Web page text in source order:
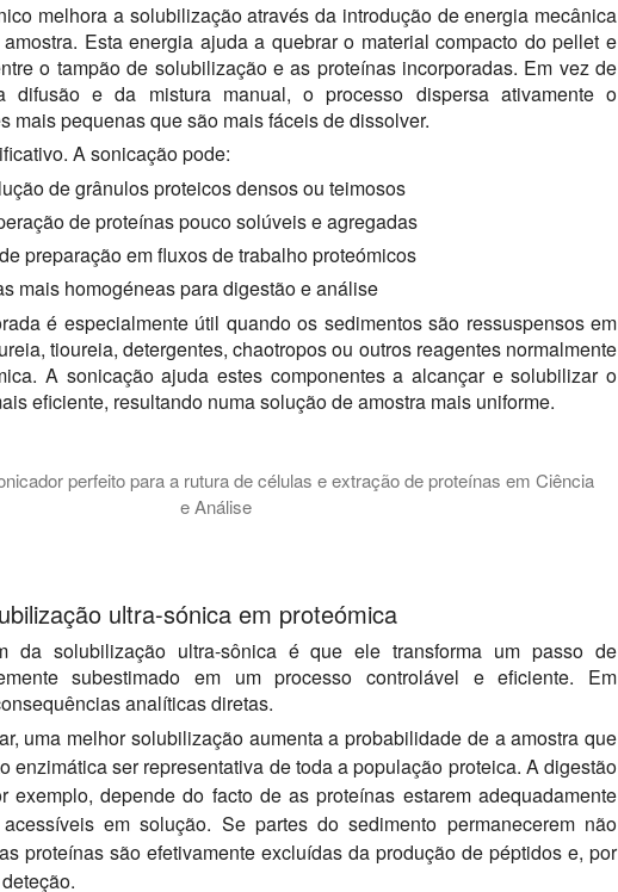
melhora a solubilização através da introdução de energia mecânica
Esta energia ajuda a quebrar o material compacto do pellet e
o tampão de solubilização e as proteínas incorporadas. Em vez de
difusão e da mistura manual, o processo dispersa ativamente o
mais pequenas que são mais fáceis de dissolver.
A sonicação pode:
de grânulos proteicos densos ou teimosos
de proteínas pouco solúveis e agregadas
preparação em fluxos de trabalho proteómicos
mais homogéneas para digestão e análise
é especialmente útil quando os sedimentos são ressuspensos em
tioureia, detergentes, chaotropos ou outros reagentes normalmente
A sonicação ajuda estes componentes a alcançar e solubilizar o
eficiente, resultando numa solução de amostra mais uniforme.
perfeito para a rutura de células e extração de proteínas em Ciência
e Análise
ultra-sónica em proteómica
da solubilização ultra-sônica é que ele transforma um passo de
subestimado em um processo controlável e eficiente. Em
analíticas diretas.
uma melhor solubilização aumenta a probabilidade de a amostra que
enzimática ser representativa de toda a população proteica. A digestão
exemplo, depende do facto de as proteínas estarem adequadamente
em solução. Se partes do sedimento permanecerem não
proteínas são efetivamente excluídas da produção de péptidos e, por